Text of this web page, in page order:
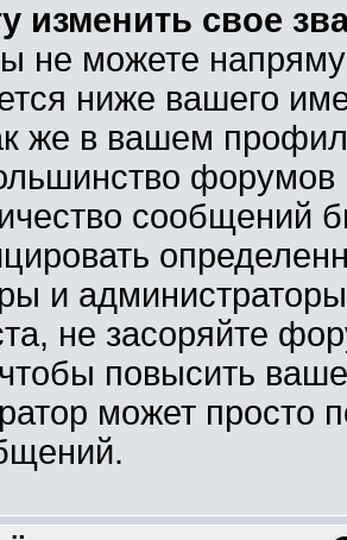
изменить свое
не можете
ниже вашего
же в вашем
форумов
сообщений
и
не засоряйте
повысить
может просто